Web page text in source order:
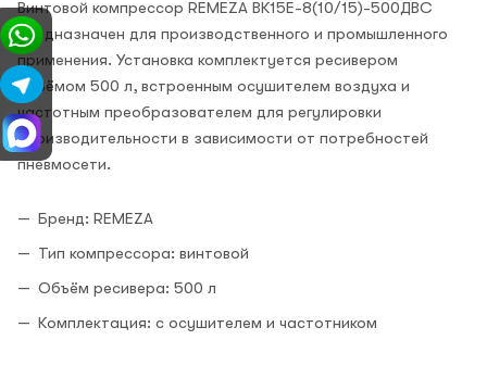
Винтовой компрессор REMEZA ВК15E-8(10/15)-500ДВС
предназначен для производственного и промышленного
применения. Установка комплектуется ресивером
объёмом 500 л, встроенным осушителем воздуха и
частотным преобразователем для регулировки
производительности в зависимости от потребностей
пневмосети.
Бренд: REMEZA
Тип компрессора: винтовой
Объём ресивера: 500 л
Комплектация: с осушителем и частотником